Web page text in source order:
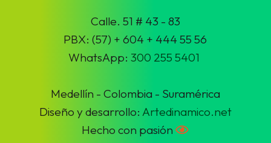
Calle. 51 # 43 - 83
PBX: (57) + 604 + 444 55 56
WhatsApp:300 255 5401
Medellín - Colombia - Suramérica
Diseño y desarrollo: Artedinamico.net
Hecho con pasión